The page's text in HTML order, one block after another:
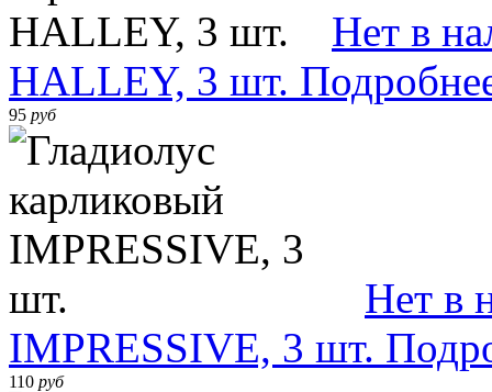
Нет в
HALLEY, 3 шт.
95 руб
Нет в
IMPRESSIVE, 3 шт.
110 руб